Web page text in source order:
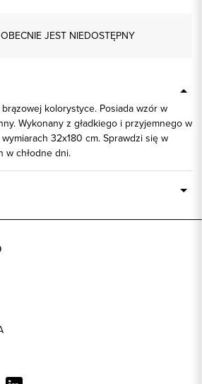
JEST NIEDOSTĘPNY
kolorystyce. Posiada wzór w
Wykonany z gładkiego i przyjemnego w
32x180 cm. Sprawdzi się w
w chłodne dni.